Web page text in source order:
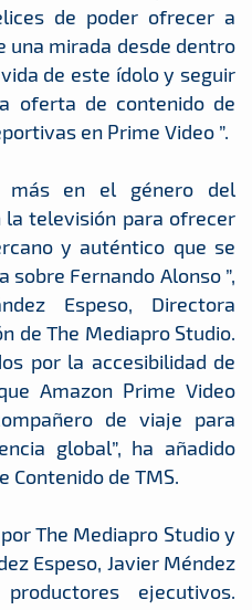
de poder ofrecer a
una mirada desde dentro
de este ídolo y seguir
oferta de contenido de
en Prime Video ”.
más en el género del
televisión para ofrecer
y auténtico que se
Fernando Alonso ”,
Espeso, Directora
de The Mediapro Studio.
por la accesibilidad de
Amazon Prime Video
de viaje para
global”, ha añadido
Contenido de TMS.
The Mediapro Studio y
Espeso, Javier Méndez
ejecutivos.